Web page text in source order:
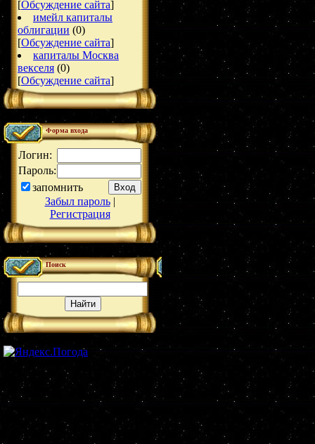
[Обсуждение сайта]
имейл капиталы
облигации (0)
[Обсуждение сайта]
капиталы Москва
векселя (0)
[Обсуждение сайта]
Форма входа
Логин:
Пароль:
запомнить
Забыл пароль|
Регистрация
Поиск